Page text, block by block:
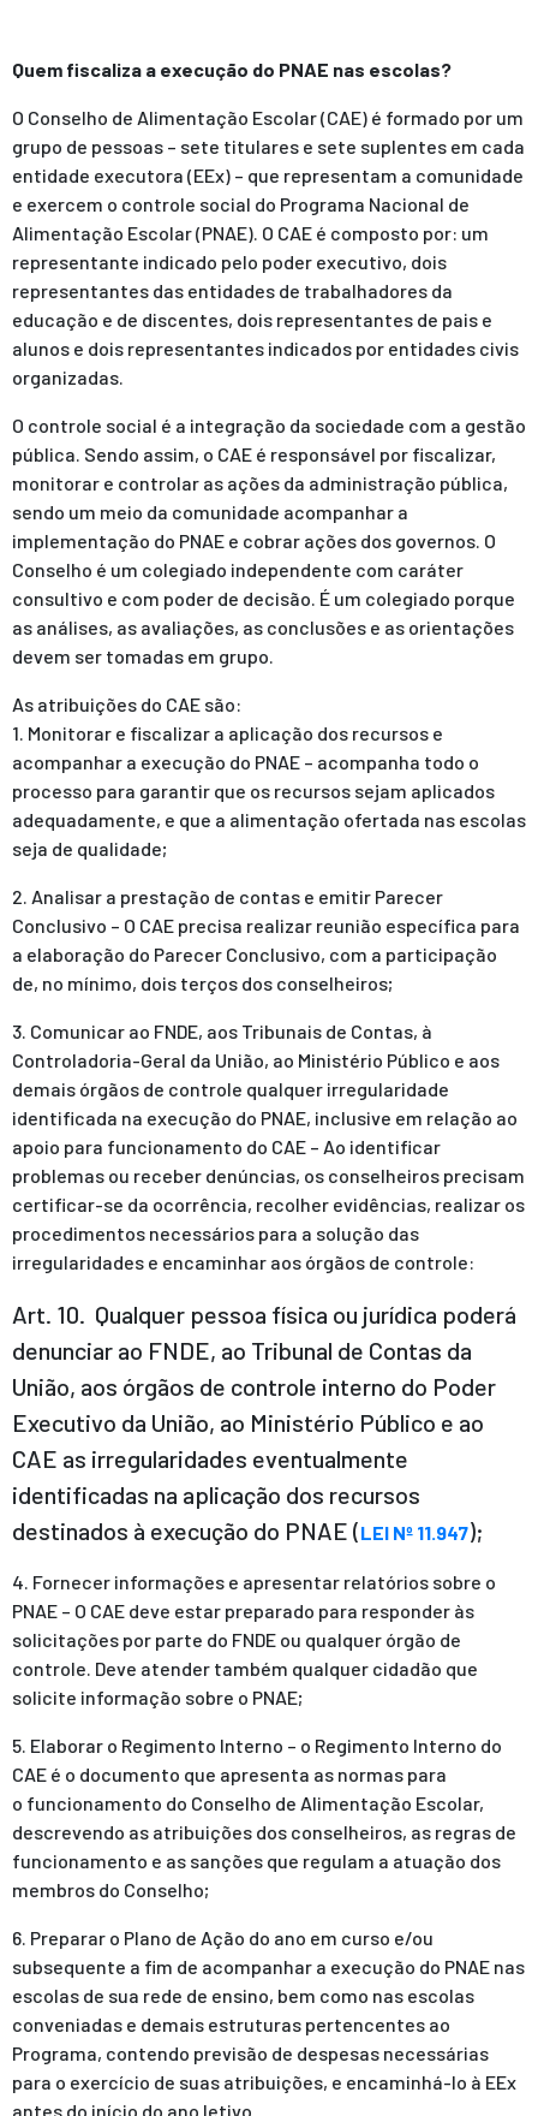
Quem fiscaliza a execução do PNAE nas escolas?
O Conselho de Alimentação Escolar (CAE) é formado por um
grupo de pessoas – sete titulares e sete suplentes em cada
entidade executora (EEx) – que representam a comunidade
e exercem o controle social do Programa Nacional de
Alimentação Escolar (PNAE). O CAE é composto por: um
representante indicado pelo poder executivo, dois
representantes das entidades de trabalhadores da
educação e de discentes, dois representantes de pais e
alunos e dois representantes indicados por entidades civis
organizadas.
O controle social é a integração da sociedade com a gestão
pública. Sendo assim, o CAE é responsável por fiscalizar,
monitorar e controlar as ações da administração pública,
sendo um meio da comunidade acompanhar a
implementação do PNAE e cobrar ações dos governos. O
Conselho é um colegiado independente com caráter
consultivo e com poder de decisão. É um colegiado porque
as análises, as avaliações, as conclusões e as orientações
devem ser tomadas em grupo.
As atribuições do CAE são:
1. Monitorar e fiscalizar a aplicação dos recursos e
acompanhar a execução do PNAE – acompanha todo o
processo para garantir que os recursos sejam aplicados
adequadamente, e que a alimentação ofertada nas escolas
seja de qualidade;
2. Analisar a prestação de contas e emitir Parecer
Conclusivo – O CAE precisa realizar reunião específica para
a elaboração do Parecer Conclusivo, com a participação
de, no mínimo, dois terços dos conselheiros;
3. Comunicar ao FNDE, aos Tribunais de Contas, à
Controladoria-Geral da União, ao Ministério Público e aos
demais órgãos de controle qualquer irregularidade
identificada na execução do PNAE, inclusive em relação ao
apoio para funcionamento do CAE – Ao identificar
problemas ou receber denúncias, os conselheiros precisam
certificar-se da ocorrência, recolher evidências, realizar os
procedimentos necessários para a solução das
irregularidades e encaminhar aos órgãos de controle:
Art. 10. Qualquer pessoa física ou jurídica poderá
denunciar ao FNDE, ao Tribunal de Contas da
União, aos órgãos de controle interno do Poder
Executivo da União, ao Ministério Público e ao
CAE as irregularidades eventualmente
identificadas na aplicação dos recursos
destinados à execução do PNAE (LEI Nº 11.947);
4. Fornecer informações e apresentar relatórios sobre o
PNAE – O CAE deve estar preparado para responder às
solicitações por parte do FNDE ou qualquer órgão de
controle. Deve atender também qualquer cidadão que
solicite informação sobre o PNAE;
5. Elaborar o Regimento Interno – o Regimento Interno do
CAE é o documento que apresenta as normas para
o funcionamento do Conselho de Alimentação Escolar,
descrevendo as atribuições dos conselheiros, as regras de
funcionamento e as sanções que regulam a atuação dos
membros do Conselho;
6. Preparar o Plano de Ação do ano em curso e/ou
subsequente a fim de acompanhar a execução do PNAE nas
escolas de sua rede de ensino, bem como nas escolas
conveniadas e demais estruturas pertencentes ao
Programa, contendo previsão de despesas necessárias
para o exercício de suas atribuições, e encaminhá-lo à EEx
antes do início do ano letivo.